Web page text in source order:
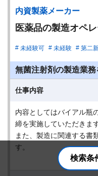
内資製薬メーカー
医薬品の製造オペ
未経験可 未経験 第二
無菌注射剤の製造業務
仕事内容
内容としてはバイアル瓶
締を実施していただきます
また、製造に関連する書
す。
検索条